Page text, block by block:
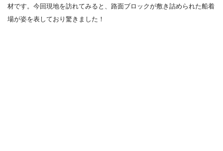
材です。今回現地を訪れてみると、路面ブロックが敷き詰められた船着
場が姿を表しており驚きました！